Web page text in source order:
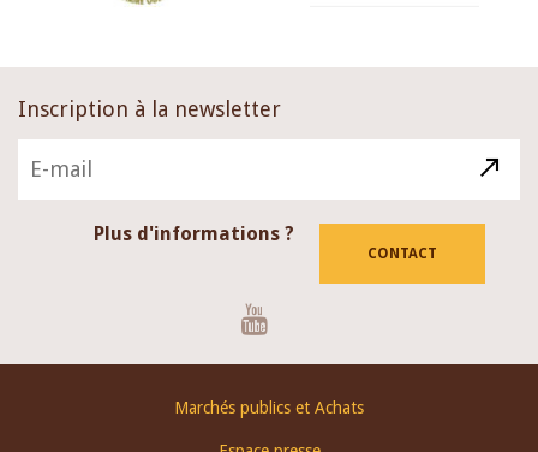
Inscription à la newsletter
Plus d'informations ?
CONTACT
Marchés publics et Achats